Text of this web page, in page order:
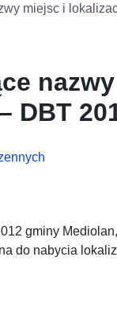
DBT
gminy
do nabycia